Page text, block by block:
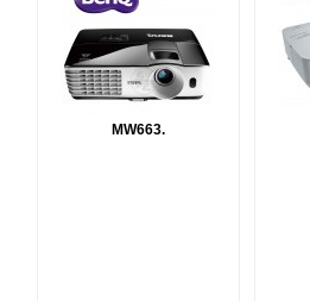
MW663.